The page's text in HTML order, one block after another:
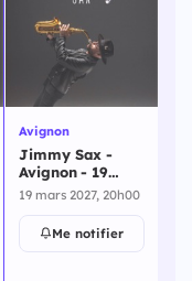
Avignon
Jimmy Sax -
Avignon - 19
mars 2027
19 mars 2027, 20h00
Me notifier